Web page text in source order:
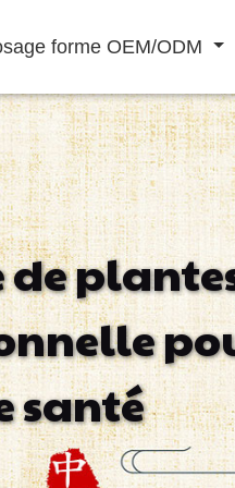
forme OEM/ODM
ses
Maladie
cardiovasculaire
traitement
Boisson liquide
de
santé